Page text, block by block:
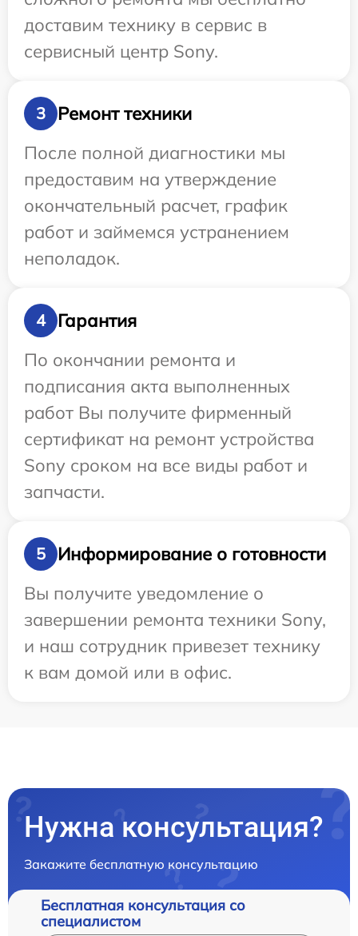
доставим технику в сервис в
сервисный центр Sony.
3
Ремонт техники
После полной диагностики мы
предоставим на утверждение
окончательный расчет, график
работ и займемся устранением
неполадок.
4
Гарантия
По окончании ремонта и
подписания акта выполненных
работ Вы получите фирменный
сертификат на ремонт устройства
Sony сроком на все виды работ и
запчасти.
5
Информирование о готовности
Вы получите уведомление о
завершении ремонта техники Sony,
и наш сотрудник привезет технику
к вам домой или в офис.
Нужна консультация?
Закажите бесплатную консультацию
Бесплатная консультация со
специалистом